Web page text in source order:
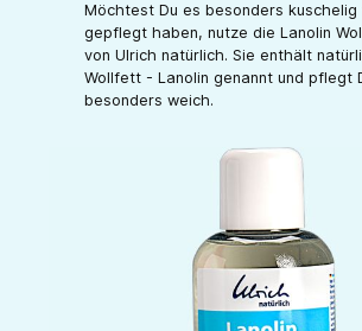
Möchtest Du es besonders kuschelig
gepflegt haben, nutze die Lanolin
von Ulrich natürlich. Sie enthält
Wollfett - Lanolin genannt und pflegt
besonders weich.